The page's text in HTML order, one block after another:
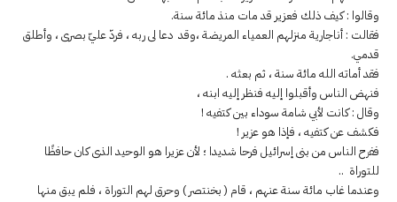
وقالوا : كيف ذلك فعزير قد مات منذ مائة سنة.
فقالت : أناجارية منزلهم العمياء المريضة ،وقد دعا لى ربه ، فردّ عليّ بصرى ، وأطلق
قدمي.
فقد أماته الله مائة سنة ، ثم بعثه .
فنهض الناس وأقبلوا إليه فنظر إليه ابنه ،
وقال : كانت لأبي شامة سوداء بين كتفيه !
فكشف عن كتفيه ، فإذا هو عزير !
ففرح الناس من بنى إسرائيل فرحا شديدا ؛ لأن عزيرا هو الوحيد الذى كان حافظًا
للتوراة ..
وعندما غاب مائة سنة عنهم ، قام ( بخنتصر ) وحرق لهم التوراة ، فلم يبق منها